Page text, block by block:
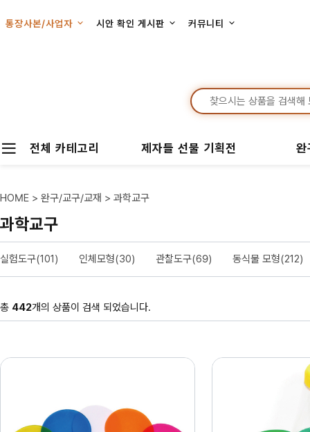
통장사본/사업자 시안 확인 게시판 커뮤니티
전체 카테고리 제자들 선물 기획전
HOME > 완구/교구/교재 > 과학교구
과학교구
실험도구(101) 인체모형(30) 관찰도구(69) 동식물 모형(212)
총 442개의 상품이 검색 되었습니다.